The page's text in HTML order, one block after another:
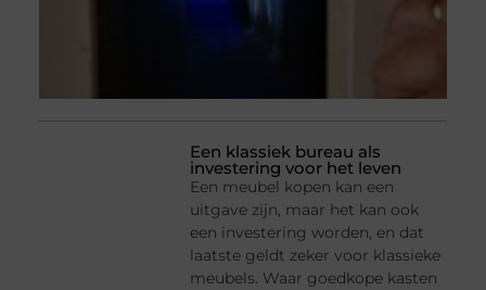
Een klassiek bureau als
investering voor het leven
Een meubel kopen kan een
uitgave zijn, maar het kan ook
een investering worden, en dat
laatste geldt zeker voor klassieke
meubels. Waar goedkope kasten